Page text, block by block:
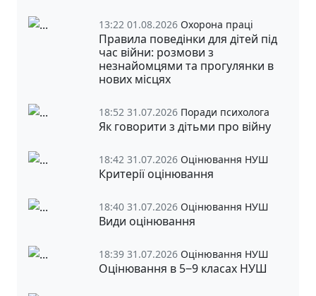
13:22 01.08.2026 Охорона праці
Правила поведінки для дітей під
час війни: розмови з
незнайомцями та прогулянки в
нових місцях
18:52 31.07.2026 Поради психолога
Як говорити з дітьми про війну
18:42 31.07.2026 Оцінювання НУШ
Критерії оцінювання
18:40 31.07.2026 Оцінювання НУШ
Види оцінювання
18:39 31.07.2026 Оцінювання НУШ
Оцінювання в 5‒9 класах НУШ